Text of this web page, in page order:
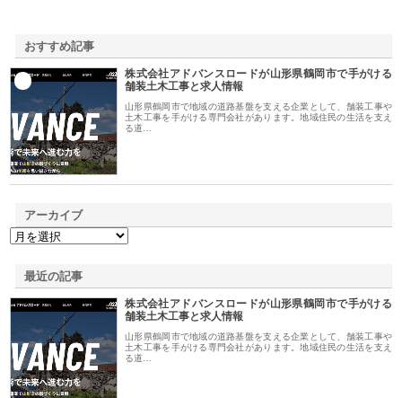
おすすめ記事
株式会社アドバンスロードが山形県鶴岡市で手がける
舗装土木工事と求人情報
山形県鶴岡市で地域の道路基盤を支える企業として、舗装工事や
土木工事を手がける専門会社があります。地域住民の生活を支え
る道…
アーカイブ
最近の記事
株式会社アドバンスロードが山形県鶴岡市で手がける
舗装土木工事と求人情報
山形県鶴岡市で地域の道路基盤を支える企業として、舗装工事や
土木工事を手がける専門会社があります。地域住民の生活を支え
る道…